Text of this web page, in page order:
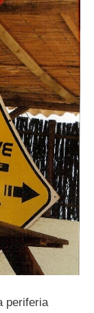
periferia